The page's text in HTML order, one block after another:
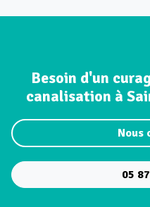
Besoin d'un
canalisation à
Nous
05